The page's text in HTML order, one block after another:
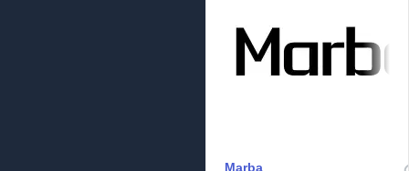
Marba